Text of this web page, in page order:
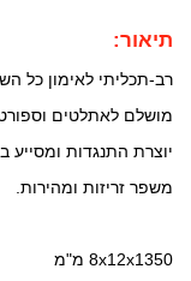
תיאור:
רב-תכליתי לאימון כל
מושלם לאתלטים
יוצרת התנגדות ומסייע
משפר זריזות ומהירות.
8x12x1350 מ"מ